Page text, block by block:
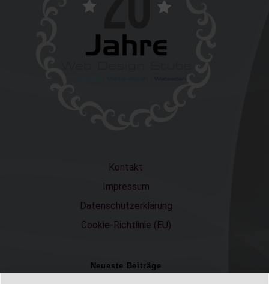
Kontakt
Impressum
Datenschutzerklärung
Cookie-Richtlinie (EU)
Neueste Beiträge